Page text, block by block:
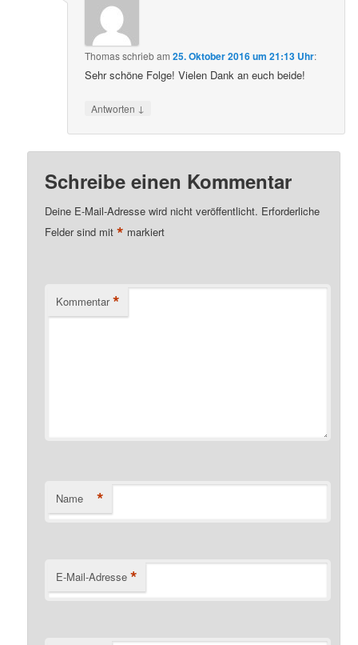
Thomasschriebam25. Oktober 2016 um 21:13 Uhr:
Sehr schöne Folge! Vielen Dank an euch beide!
Antworten ↓
Schreibe einen Kommentar
Deine E-Mail-Adresse wird nicht veröffentlicht. Erforderliche
Felder sind mit* markiert
Kommentar *
Name *
E-Mail-Adresse *